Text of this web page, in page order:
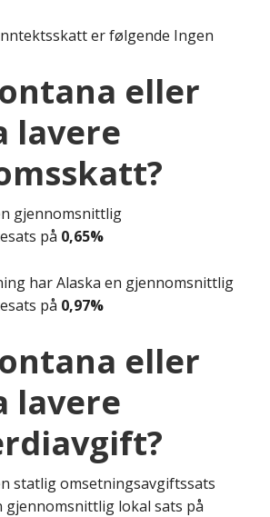
er følgende Ingen
eller
lavere
gjennomsnittlig
på 0,65%
har Alaska en gjennomsnittlig
på 0,97%
eller
lavere
statlig omsetningsavgiftssats
gjennomsnittlig lokal sats på